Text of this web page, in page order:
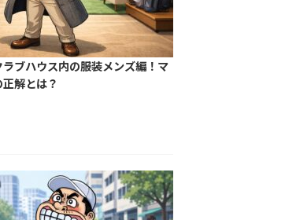
ブハウス内の服装メンズ編！マ
解とは？